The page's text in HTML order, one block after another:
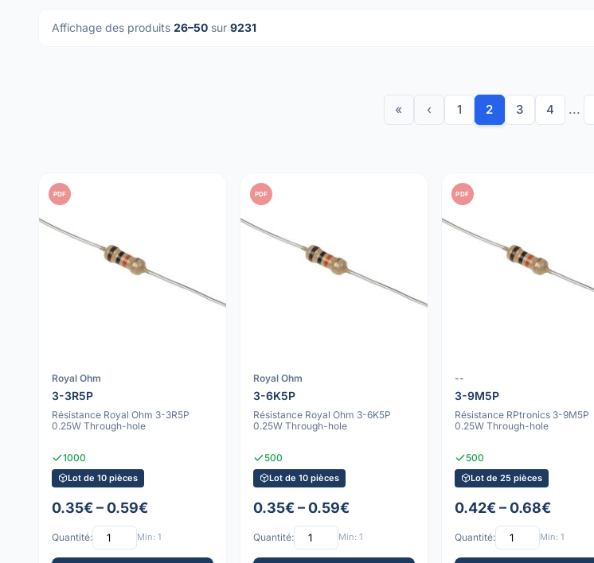
Affichage des produits 26–50 sur 9231
« ‹ 1 2 3 4 ...
PDF
Royal Ohm
3-3R5P
Résistance Royal Ohm 3-3R5P
0.25W Through-hole
1000
Lot de 10 pièces
0.35€ – 0.59€
Quantité: Min: 1
PDF
Royal Ohm
3-6K5P
Résistance Royal Ohm 3-6K5P
0.25W Through-hole
500
Lot de 10 pièces
0.35€ – 0.59€
Quantité: Min: 1
PDF
--
3-9M5P
Résistance RPtronics 3-9M5P
0.25W Through-hole
500
Lot de 25 pièces
0.42€ – 0.68€
Quantité: Min: 1